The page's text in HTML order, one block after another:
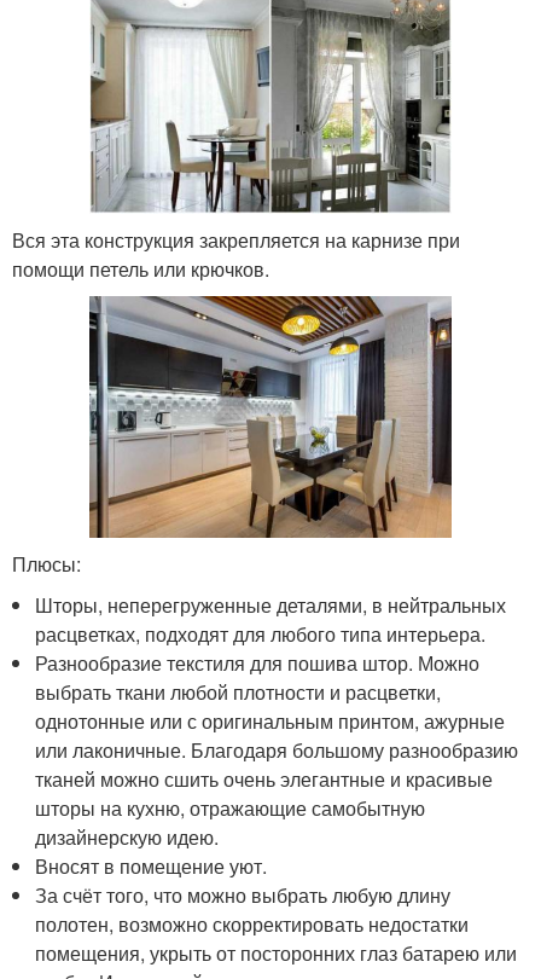
Вся эта конструкция закрепляется на карнизе при
помощи петель или крючков.
Плюсы:
Шторы, неперегруженные деталями, в нейтральных
расцветках, подходят для любого типа интерьера.
Разнообразие текстиля для пошива штор. Можно
выбрать ткани любой плотности и расцветки,
однотонные или с оригинальным принтом, ажурные
или лаконичные. Благодаря большому разнообразию
тканей можно сшить очень элегантные и красивые
шторы на кухню, отражающие самобытную
дизайнерскую идею.
Вносят в помещение уют.
За счёт того, что можно выбрать любую длину
полотен, возможно скорректировать недостатки
помещения, укрыть от посторонних глаз батарею или